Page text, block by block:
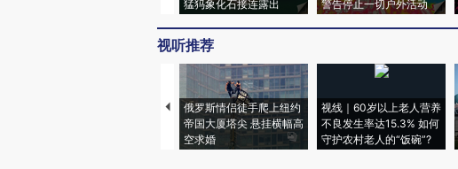
猛犸象化石接连露出
警告停止一切户外活动
视听推荐
俄罗斯情侣徒手爬上纽约
帝国大厦塔尖 悬挂横幅高
空求婚
视线｜60岁以上老人营养
不良发生率达15.3% 如何
守护农村老人的“饭碗”?